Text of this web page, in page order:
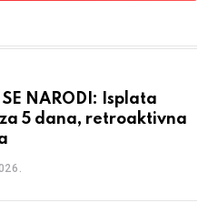
SE NARODI: Isplata
5 dana, retroaktivna